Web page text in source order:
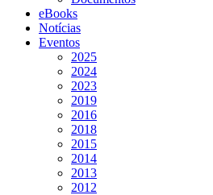
eBooks
Notícias
Eventos
2025
2024
2023
2019
2016
2018
2015
2014
2013
2012